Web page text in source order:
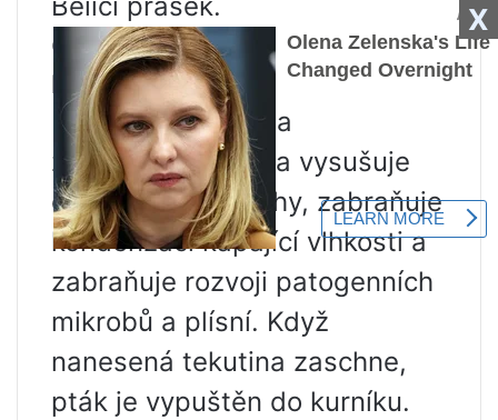
X
Chlornan sodný.
Hašené vápno
Běžné bílení stěn a
zavlažování steliva vysušuje
ošetřované povrchy, zabraňuje
kondenzaci kapající vlhkosti a
zabraňuje rozvoji patogenních
mikrobů a plísní. Když
nanesená tekutina zaschne,
pták je vypuštěn do kurníku.